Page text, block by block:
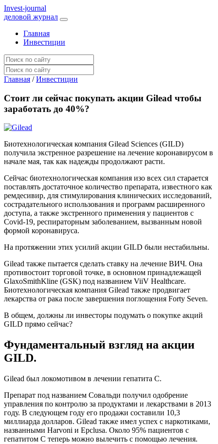
Invest-journal
деловой журнал
Главная
Инвестиции
Главная / Инвестиции
Стоит ли сейчас покупать акции Gilead чтобы
заработать до 40%?
Биотехнологическая компания Gilead Sciences (GILD)
получила экстренное разрешение на лечение коронавирусом в
начале мая, так как надежды продолжают расти.
Сейчас биотехнологическая компания изо всех сил старается
поставлять достаточное количество препарата, известного как
ремдесивир, для стимулирования клинических исследований,
сострадательного использования и программ расширенного
доступа, а также экстренного применения у пациентов с
Covid-19, респираторным заболеванием, вызванным новой
формой коронавируса.
На протяжении этих усилий акции GILD были нестабильны.
Gilead также пытается сделать ставку на лечение ВИЧ. Она
противостоит торговой точке, в основном принадлежащей
GlaxoSmithKline (GSK) под названием ViiV Healthcare.
Биотехнологическая компания Gilead также продвигает
лекарства от рака после завершения поглощения Forty Seven.
В общем, должны ли инвесторы подумать о покупке акций
GILD прямо сейчас?
Фундаментальный взгляд на акции
GILD.
Gilead был локомотивом в лечении гепатита С.
Препарат под названием Совальди получил одобрение
управления по контролю за продуктами и лекарствами в 2013
году. В следующем году его продажи составили 10,3
миллиарда долларов. Gilead также имел успех с наркотиками,
названными Harvoni и Epclusa. Около 95% пациентов с
гепатитом С теперь можно вылечить с помощью лечения.